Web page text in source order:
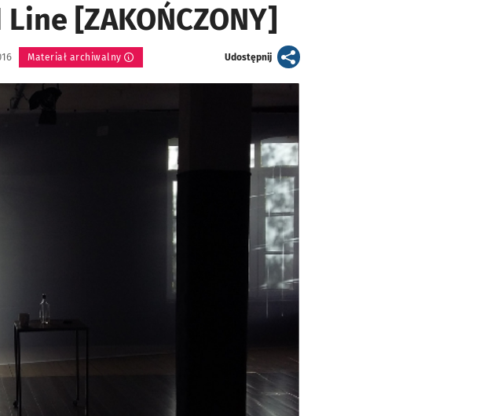
[ZAKOŃCZONY]
Materiał archiwalny Udostępnijartykuł